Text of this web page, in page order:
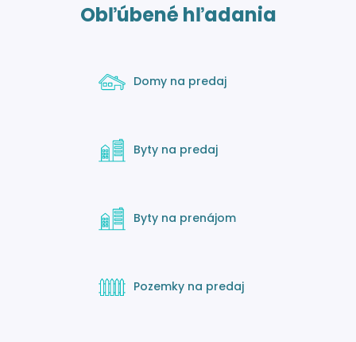
Obľúbené hľadania
Domy na predaj
Byty na predaj
Byty na prenájom
Pozemky na predaj